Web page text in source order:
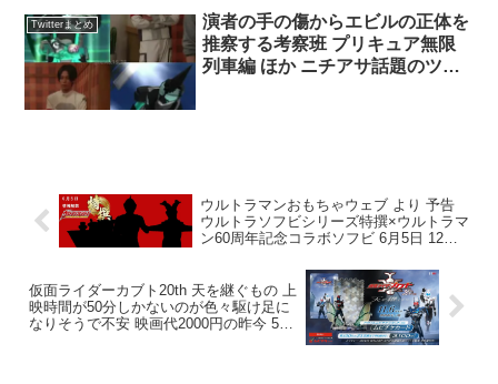
Twitterまとめ
演者の手の傷からエビルの正体を
推察する考察班 プリキュア無限
列車編 ほか ニチアサ話題のツイ
ートまとめ
ウルトラソフビシリーズ特撰×ウルトラマ
ン60周年記念コラボソフビ 6月5日 12時
解禁 ウルトラマン最終回を再現できるソ
仮面ライダーカブト20th 天を継ぐもの 上
映時間が50分しかないのが色々駆け足に
なりそうで不安 映画代2000円の昨今 50
分作品を劇場に見に行くのもハードルが